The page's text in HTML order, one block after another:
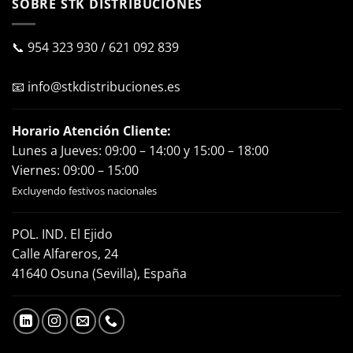
SOBRE STK DISTRIBUCIONES
📞 954 323 930/ 621 092 839
📧 info@stkdistribuciones.es
Horario Atención Cliente:
Lunes a Jueves: 09:00 – 14:00 y 15:00 – 18:00
Viernes: 09:00 – 15:00
Excluyendo festivos nacionales
POL. IND. El Ejido
Calle Alfareros, 24
41640 Osuna (Sevilla), España